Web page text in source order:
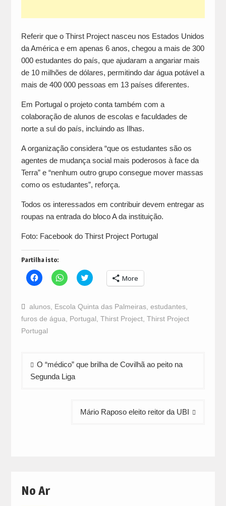
Referir que o Thirst Project nasceu nos Estados Unidos
da América e em apenas 6 anos, chegou a mais de 300
000 estudantes do país, que ajudaram a angariar mais
de 10 milhões de dólares, permitindo dar água potável a
mais de 400 000 pessoas em 13 países diferentes.
Em Portugal o projeto conta também com a
colaboração de alunos de escolas e faculdades de
norte a sul do país, incluindo as Ilhas.
A organização considera “que os estudantes são os
agentes de mudança social mais poderosos à face da
Terra” e “nenhum outro grupo consegue mover massas
como os estudantes”, reforça.
Todos os interessados em contribuir devem entregar as
roupas na entrada do bloco A da instituição.
Foto: Facebook do Thirst Project Portugal
Partilha isto:
Click
to
Facebook
(Opens
in
new
window)
Click
to
WhatsApp
(Opens
in
new
Click
to
Twitter
(Opens
in
new
More
alunos, Escola Quinta das Palmeiras, estudantes,
furos de água
Portugal Thirst Project, Thirst Project
Portugal
Navegação
de
O “médico” que brilha de Covilhã ao peito na
Segunda Liga
Mário Raposo eleito reitor da UBI
No Ar